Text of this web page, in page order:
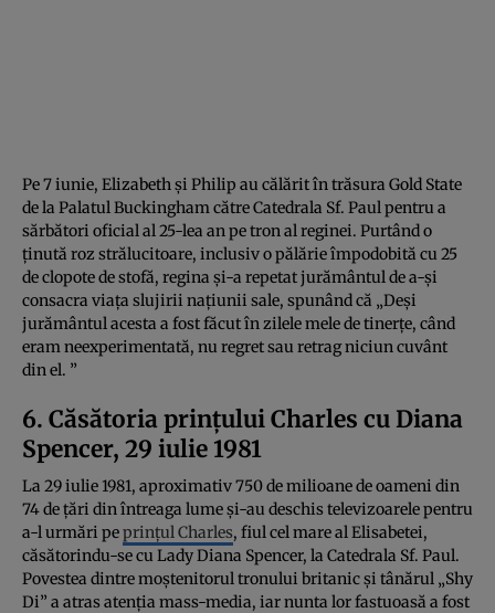
Pe 7 iunie, Elizabeth și Philip au călărit în trăsura Gold State
de la Palatul Buckingham către Catedrala Sf. Paul pentru a
sărbători oficial al 25-lea an pe tron al reginei. Purtând o
ținută roz strălucitoare, inclusiv o pălărie împodobită cu 25
de clopote de stofă, regina și-a repetat jurământul de a-și
consacra viața slujirii națiunii sale, spunând că „Deși
jurământul acesta a fost făcut în zilele mele de tinerțe, când
eram neexperimentată, nu regret sau retrag niciun cuvânt
din el. ”
6. Căsătoria prințului Charles cu Diana
Spencer, 29 iulie 1981
La 29 iulie 1981, aproximativ 750 de milioane de oameni din
74 de țări din întreaga lume și-au deschis televizoarele pentru
a-l urmări peprințul Charles, fiul cel mare al Elisabetei,
căsătorindu-se cu Lady Diana Spencer, la Catedrala Sf. Paul.
Povestea dintre moștenitorul tronului britanic și tânărul „Shy
Di” a atras atenția mass-media, iar nunta lor fastuoasă a fost